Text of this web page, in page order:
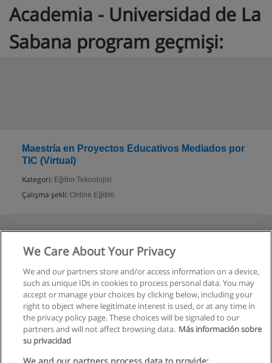
Academia - Universidad de La
Sabana program geçmişi:
Maestría en Proyectos Educativos Mediados por
TIC (Virtual)
Kategori: Eğitim Teknolojisi
Çalışma şekli: Online Eğitim
Kullanım koşulları
We Care About Your Privacy
We and our partners store and/or access information on a device,
such as unique IDs in cookies to process personal data. You may
accept or manage your choices by clicking below, including your
right to object where legitimate interest is used, or at any time in
the privacy policy page. These choices will be signaled to our
partners and will not affect browsing data. Más información sobre
su privacidad